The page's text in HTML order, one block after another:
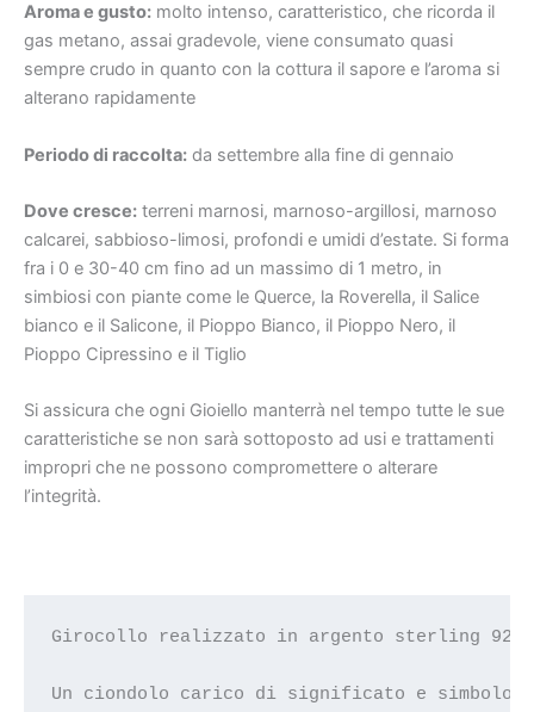
Aroma e gusto: molto intenso, caratteristico, che ricorda il
gas metano, assai gradevole, viene consumato quasi
sempre crudo in quanto con la cottura il sapore e l’aroma si
alterano rapidamente
Periodo di raccolta: da settembre alla fine di gennaio
Dove cresce: terreni marnosi, marnoso-argillosi, marnoso
calcarei, sabbioso-limosi, profondi e umidi d’estate. Si forma
fra i 0 e 30-40 cm fino ad un massimo di 1 metro, in
simbiosi con piante come le Querce, la Roverella, il Salice
bianco e il Salicone, il Pioppo Bianco, il Pioppo Nero, il
Pioppo Cipressino e il Tiglio
Si assicura che ogni Gioiello manterrà nel tempo tutte le sue
caratteristiche se non sarà sottoposto ad usi e trattamenti
impropri che ne possono compromettere o alterare
l’integrità.
Girocollo realizzato in argento sterling 925
Un ciondolo carico di significato e